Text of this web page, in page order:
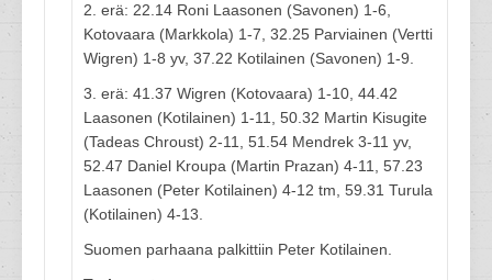
2. erä: 22.14 Roni Laasonen (Savonen) 1-6,
Kotovaara (Markkola) 1-7, 32.25 Parviainen (Vertti
Wigren) 1-8 yv, 37.22 Kotilainen (Savonen) 1-9.
3. erä: 41.37 Wigren (Kotovaara) 1-10, 44.42
Laasonen (Kotilainen) 1-11, 50.32 Martin Kisugite
(Tadeas Chroust) 2-11, 51.54 Mendrek 3-11 yv,
52.47 Daniel Kroupa (Martin Prazan) 4-11, 57.23
Laasonen (Peter Kotilainen) 4-12 tm, 59.31 Turula
(Kotilainen) 4-13.
Suomen parhaana palkittiin Peter Kotilainen.